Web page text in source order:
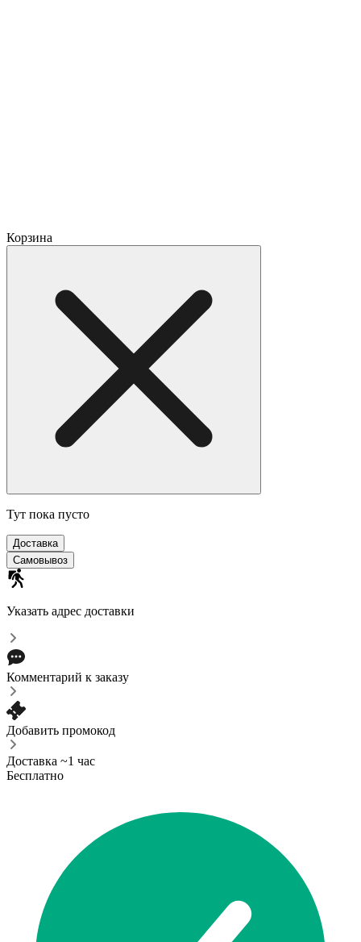
Корзина
Тут пока пусто
Доставка
Самовывоз
Указать адрес доставки
Комментарий к заказу
Добавить промокод
Доставка ~1 час
Бесплатно